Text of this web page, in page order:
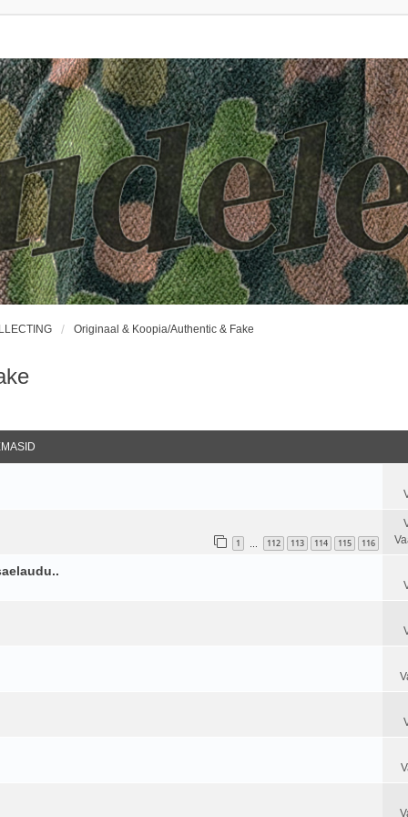
Originaal & Koopia/Authentic & Fake
1 112 113 114 115 116